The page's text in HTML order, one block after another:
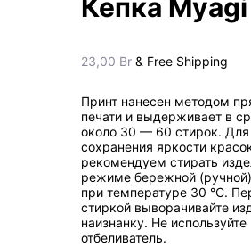
Кепка Myagi
23,00 Br & Free Shipping
Принт нанесен методом
печати и выдерживает в
около 30 — 60 стирок. Для
сохранения яркости
рекомендуем стирать
режиме бережной
при температуре 30 °C.
стиркой выворачивайте
наизнанку. Не используйте
отбеливатель.